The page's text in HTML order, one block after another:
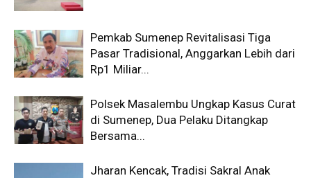
Pemkab Sumenep Revitalisasi Tiga
Pasar Tradisional, Anggarkan Lebih dari
Rp1 Miliar...
Polsek Masalembu Ungkap Kasus Curat
di Sumenep, Dua Pelaku Ditangkap
Bersama...
Jharan Kencak, Tradisi Sakral Anak